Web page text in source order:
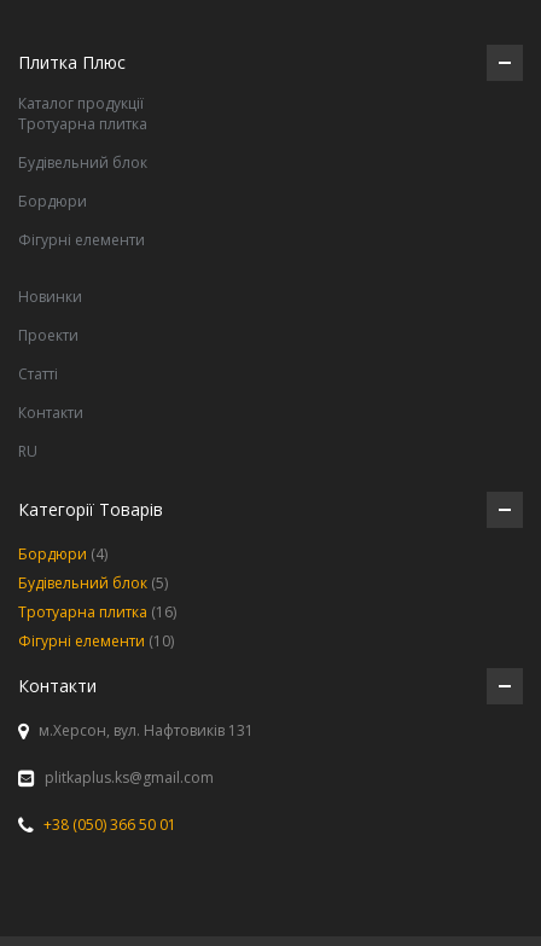
Плитка Плюс
Каталог продукції
Тротуарна плитка
Будівельний блок
Бордюри
Фігурні елементи
Новинки
Проекти
Статті
Контакти
RU
Категорії Товарів
Бордюри (4)
Будівельний блок (5)
Тротуарна плитка (16)
Фігурні елементи (10)
Контакти
м.Херсон, вул. Нафтовиків 131
plitkaplus.ks@gmail.com
+38 (050) 366 50 01